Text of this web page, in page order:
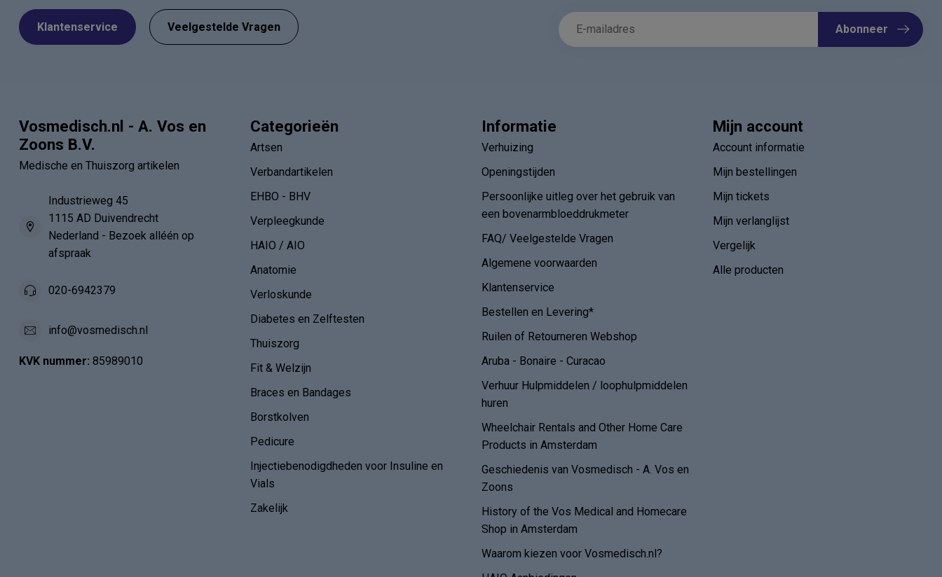
Klantenservice Veelgestelde Vragen Abonneer
Vosmedisch.nl - A. Vos en
Zoons B.V.
Medische en Thuiszorg artikelen
Industrieweg 45
1115 AD Duivendrecht
Nederland - Bezoek alléén op
afspraak
020-6942379
info@vosmedisch.nl
KVK nummer: 85989010
Categorieën
Artsen
Verbandartikelen
EHBO - BHV
Verpleegkunde
HAIO / AIO
Anatomie
Verloskunde
Diabetes en Zelftesten
Thuiszorg
Fit & Welzijn
Braces en Bandages
Borstkolven
Pedicure
Injectiebenodigdheden voor Insuline en
Vials
Zakelijk
Informatie
Verhuizing
Openingstijden
Persoonlijke uitleg over het gebruik van
een bovenarmbloeddrukmeter
FAQ/ Veelgestelde Vragen
Algemene voorwaarden
Klantenservice
Bestellen en Levering*
Ruilen of Retourneren Webshop
Aruba - Bonaire - Curacao
Verhuur Hulpmiddelen / loophulpmiddelen
huren
Wheelchair Rentals and Other Home Care
Products in Amsterdam
Geschiedenis van Vosmedisch - A. Vos en
Zoons
History of the Vos Medical and Homecare
Shop in Amsterdam
Waarom kiezen voor Vosmedisch.nl?
Mijn account
Account informatie
Mijn bestellingen
Mijn tickets
Mijn verlanglijst
Vergelijk
Alle producten